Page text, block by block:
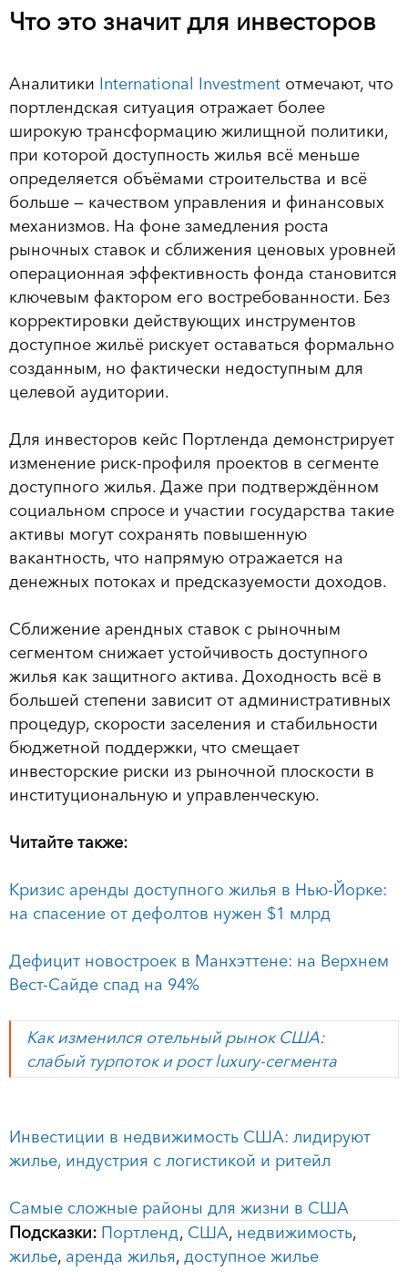
Что это значит для инвесторов
Аналитики International Investment отмечают, что
портлендская ситуация отражает более
широкую трансформацию жилищной политики,
при которой доступность жилья всё меньше
определяется объёмами строительства и всё
больше — качеством управления и финансовых
механизмов. На фоне замедления роста
рыночных ставок и сближения ценовых уровней
операционная эффективность фонда становится
ключевым фактором его востребованности. Без
корректировки действующих инструментов
доступное жильё рискует оставаться формально
созданным, но фактически недоступным для
целевой аудитории.
Для инвесторов кейс Портленда демонстрирует
изменение риск-профиля проектов в сегменте
доступного жилья. Даже при подтверждённом
социальном спросе и участии государства такие
активы могут сохранять повышенную
вакантность, что напрямую отражается на
денежных потоках и предсказуемости доходов.
Сближение арендных ставок с рыночным
сегментом снижает устойчивость доступного
жилья как защитного актива. Доходность всё в
большей степени зависит от административных
процедур, скорости заселения и стабильности
бюджетной поддержки, что смещает
инвесторские риски из рыночной плоскости в
институциональную и управленческую.
Читайте также:
Кризис аренды доступного жилья в Нью-Йорке:
на спасение от дефолтов нужен $1 млрд
Дефицит новостроек в Манхэттене: на Верхнем
Вест-Сайде спад на 94%
Как изменился отельный рынок США:
слабый турпоток и рост luxury-сегмента
Инвестиции в недвижимость США: лидируют
жилье, индустрия с логистикой и ритейл
Самые сложные районы для жизни в США
Подсказки: Портленд, США, недвижимость,
жилье, аренда жилья, доступное жилье